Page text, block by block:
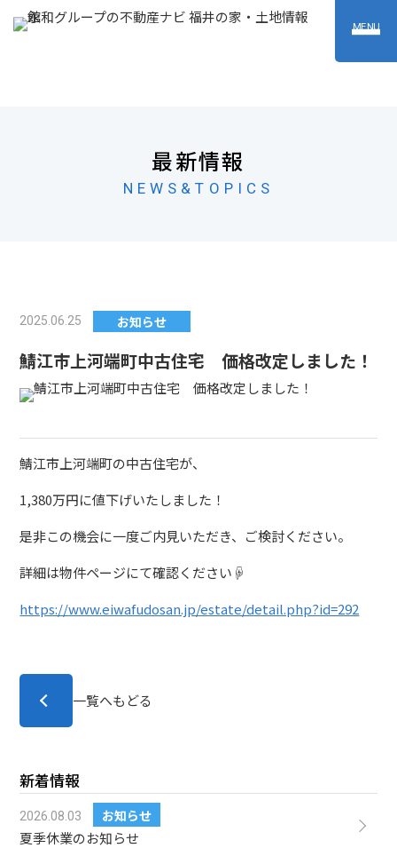
MENU
最新情報
NEWS&TOPICS
2025.06.25 お知らせ
鯖江市上河端町中古住宅 価格改定しました！
鯖江市上河端町の中古住宅が、
1,380万円に値下げいたしました！
是非この機会に一度ご内見いただき、ご検討ください。
詳細は物件ページにて確認ください☟
https://www.eiwafudosan.jp/estate/detail.php?id=292
一覧へもどる
新着情報
2026.08.03 お知らせ
夏季休業のお知らせ